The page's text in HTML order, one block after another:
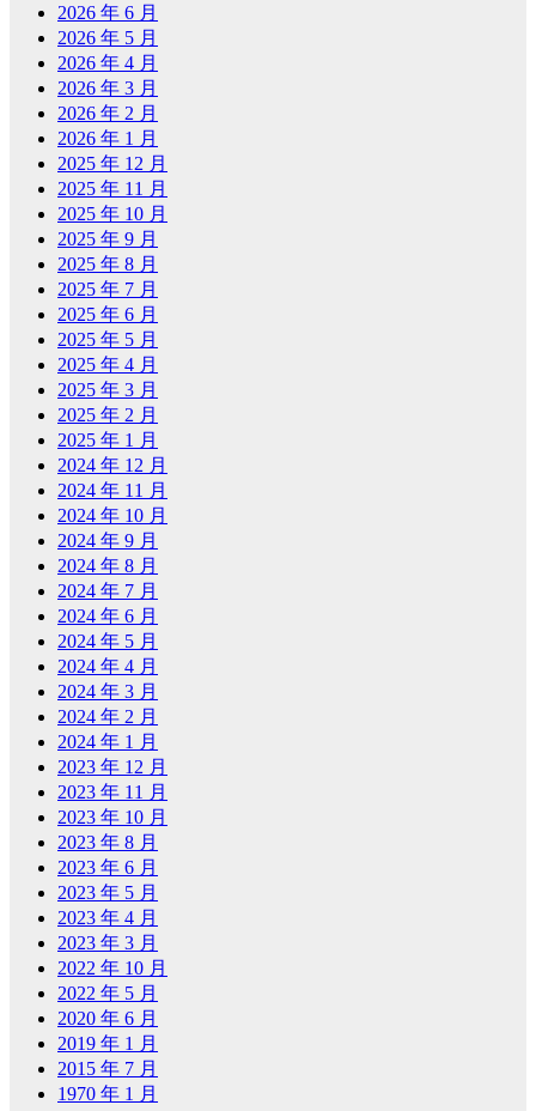
2026 年 6 月
2026 年 5 月
2026 年 4 月
2026 年 3 月
2026 年 2 月
2026 年 1 月
2025 年 12 月
2025 年 11 月
2025 年 10 月
2025 年 9 月
2025 年 8 月
2025 年 7 月
2025 年 6 月
2025 年 5 月
2025 年 4 月
2025 年 3 月
2025 年 2 月
2025 年 1 月
2024 年 12 月
2024 年 11 月
2024 年 10 月
2024 年 9 月
2024 年 8 月
2024 年 7 月
2024 年 6 月
2024 年 5 月
2024 年 4 月
2024 年 3 月
2024 年 2 月
2024 年 1 月
2023 年 12 月
2023 年 11 月
2023 年 10 月
2023 年 8 月
2023 年 6 月
2023 年 5 月
2023 年 4 月
2023 年 3 月
2022 年 10 月
2022 年 5 月
2020 年 6 月
2019 年 1 月
2015 年 7 月
1970 年 1 月